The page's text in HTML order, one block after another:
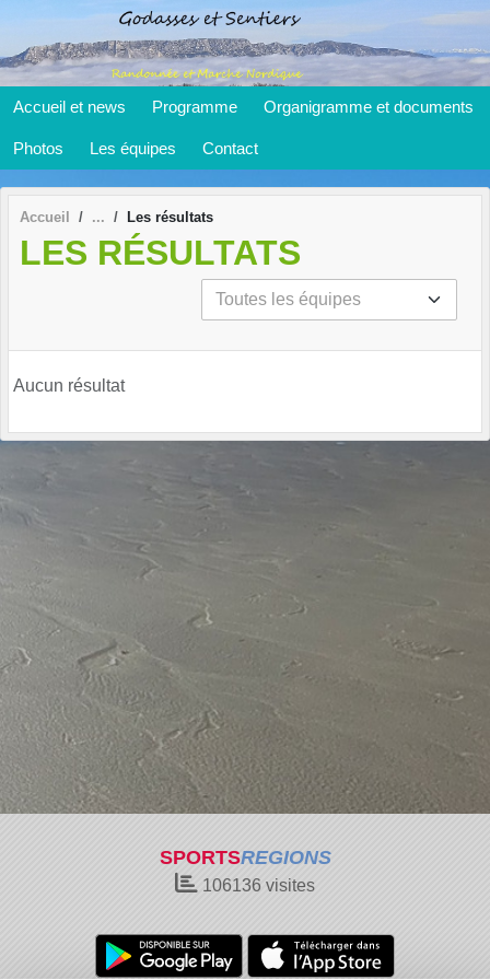
Accueil et news Programme Organigramme et documents
Photos Les équipes Contact
Accueil Les résultats
LES RÉSULTATS
Aucun résultat
SPORTSREGIONS
106136 visites
Panneau de gestion des cookies